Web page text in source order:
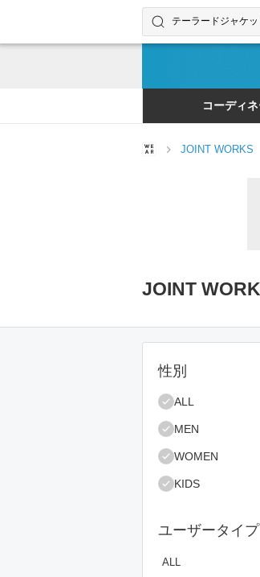
コーディネートや
検索する
コーディ
JOINT WORKS
JOINT
絞り込み条件
性別
ALL
MEN
WOMEN
KIDS
ユーザータイプ
ALL